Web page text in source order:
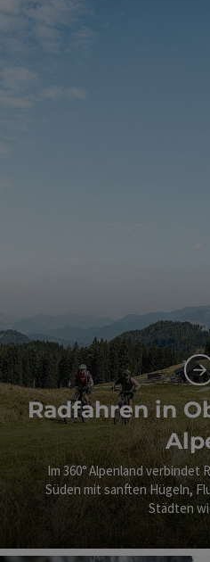
Radfahren in
Im 360° Alpenland verbindet
Süden mit sanften Hügeln,
Städten